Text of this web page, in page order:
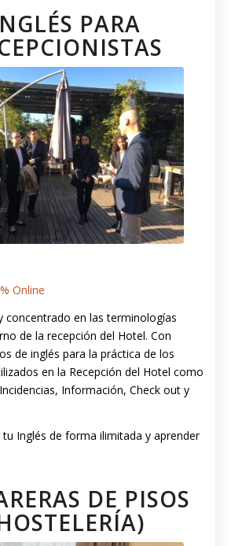
PARA
Online
concentrado en las terminologías
de la recepción del Hotel. Con
de inglés para la práctica de los
en la Recepción del Hotel como
Información, Check out y
Inglés de forma ilimitada y aprender
DE PISOS